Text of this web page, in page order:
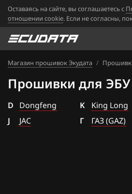
Оставаясь на сайте, вы соглашаетесь с
отношении cookie. Если не согласны,
Магазин прошивок Экудата /
Прошивки для
D
Dongfeng
J
JAC
K
King Long
Г
ГАЗ (GAZ)